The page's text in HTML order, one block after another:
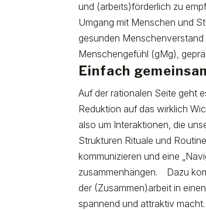
und (arbeits)förderlich zu
Umgang mit Menschen und
gesunden
Menschengefühl (gMg),
Einfach
Auf der rationalen Seite geht
Reduktion auf das wirklich
also um Interaktionen, die
Strukturen Rituale und
kommunizieren und eine
zusammenhängen.
Dazu
der (Zusammen)arbeit in
spannend und attraktiv